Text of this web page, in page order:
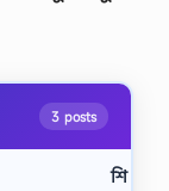
3 posts
শি